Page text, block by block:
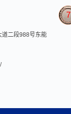
7
道二段988号东能